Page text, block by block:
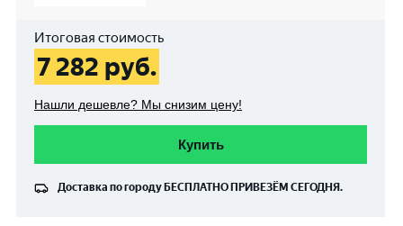
Итоговая стоимость
7 282 руб.
Нашли дешевле? Мы снизим цену!
Купить
Доставка по городу БЕСПЛАТНО ПРИВЕЗЁМ СЕГОДНЯ.